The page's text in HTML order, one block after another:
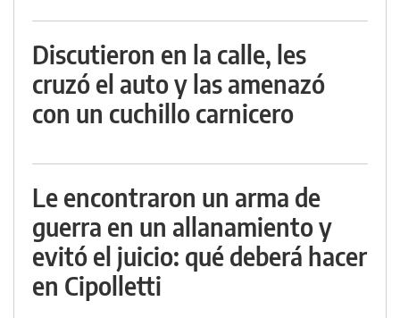
Discutieron en la calle, les
cruzó el auto y las amenazó
con un cuchillo carnicero
Le encontraron un arma de
guerra en un allanamiento y
evitó el juicio: qué deberá hacer
en Cipolletti